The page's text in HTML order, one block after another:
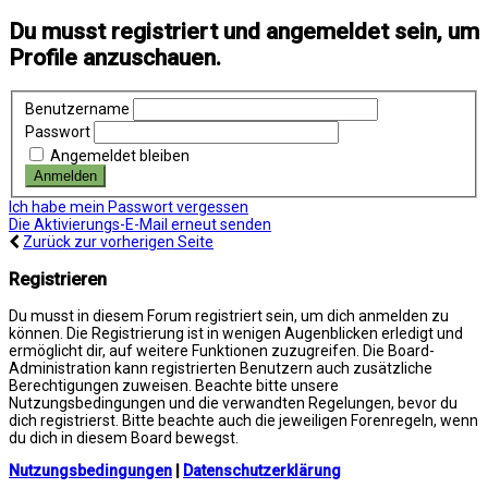
Du musst registriert und angemeldet sein, um
Profile anzuschauen.
Benutzername
Passwort
Angemeldet bleiben
Ich habe mein Passwort vergessen
Die Aktivierungs-E-Mail erneut senden
Zurück zur vorherigen Seite
Registrieren
Du musst in diesem Forum registriert sein, um dich anmelden zu
können. Die Registrierung ist in wenigen Augenblicken erledigt und
ermöglicht dir, auf weitere Funktionen zuzugreifen. Die Board-
Administration kann registrierten Benutzern auch zusätzliche
Berechtigungen zuweisen. Beachte bitte unsere
Nutzungsbedingungen und die verwandten Regelungen, bevor du
dich registrierst. Bitte beachte auch die jeweiligen Forenregeln, wenn
du dich in diesem Board bewegst.
Nutzungsbedingungen
Datenschutzerklärung